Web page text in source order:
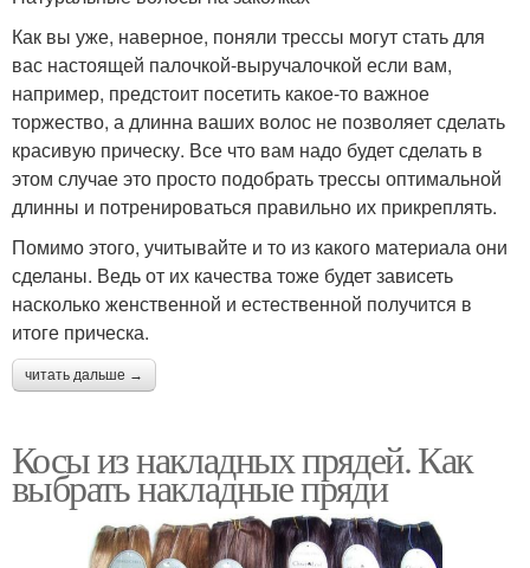
Как вы уже, наверное, поняли трессы могут стать для
вас настоящей палочкой-выручалочкой если вам,
например, предстоит посетить какое-то важное
торжество, а длинна ваших волос не позволяет сделать
красивую прическу. Все что вам надо будет сделать в
этом случае это просто подобрать трессы оптимальной
длинны и потренироваться правильно их прикреплять.
Помимо этого, учитывайте и то из какого материала они
сделаны. Ведь от их качества тоже будет зависеть
насколько женственной и естественной получится в
итоге прическа.
читать дальше →
Косы из накладных прядей. Как
выбрать накладные пряди